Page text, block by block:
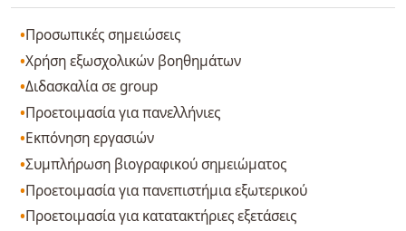
Προσωπικές σημειώσεις
Χρήση εξωσχολικών βοηθημάτων
Διδασκαλία σε group
Προετοιμασία για πανελλήνιες
Εκπόνηση εργασιών
Συμπλήρωση βιογραφικού σημειώματος
Προετοιμασία για πανεπιστήμια εξωτερικού
Προετοιμασία για κατατακτήριες εξετάσεις